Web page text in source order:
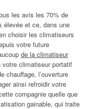
les avis les 70% de
élevée et ce, dans une
choisir les climatiseurs
votre future
de la climatiseur
climatiseur portatif
chauffage, l’ouverture
ainsi refroidir votre
compagnie quelle que
gainable, qui traite